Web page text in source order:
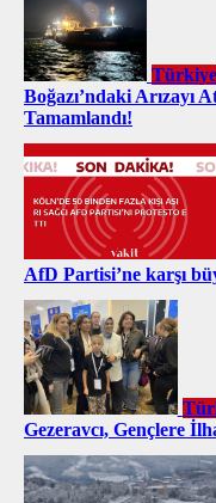
Türkiye
Boğazı’ndaki Arızayı
Tamamlandı!
AfD Partisi’ne karşı
Gezeravcı, Gençlere